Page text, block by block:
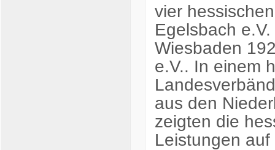
vier
Egelsbach
Wiesbaden
e.V.. In einem
aus den
zeigten die
Leistungen